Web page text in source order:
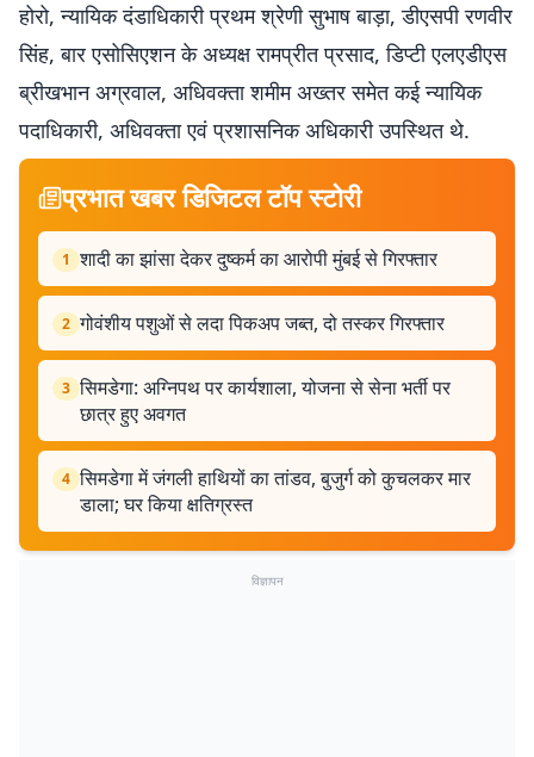
होरो, न्यायिक दंडाधिकारी प्रथम श्रेणी सुभाष बाड़ा, डीएसपी रणवीर
सिंह, बार एसोसिएशन के अध्यक्ष रामप्रीत प्रसाद, डिप्टी एलएडीएस
ब्रीखभान अग्रवाल, अधिवक्ता शमीम अख्तर समेत कई न्यायिक
पदाधिकारी, अधिवक्ता एवं प्रशासनिक अधिकारी उपस्थित थे.
प्रभात खबर डिजिटल टॉप स्टोरी
1 शादी का झांसा देकर दुष्कर्म का आरोपी मुंबई से गिरफ्तार
2 गोवंशीय पशुओं से लदा पिकअप जब्त, दो तस्कर गिरफ्तार
3 सिमडेगा: अग्निपथ पर कार्यशाला, योजना से सेना भर्ती पर
छात्र हुए अवगत
4 सिमडेगा में जंगली हाथियों का तांडव, बुजुर्ग को कुचलकर मार
डाला; घर किया क्षतिग्रस्त
विज्ञापन